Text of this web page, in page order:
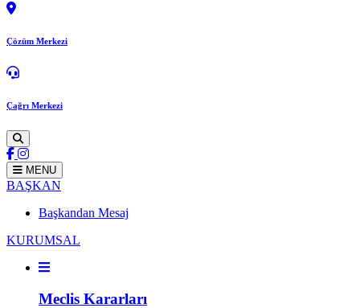
Çözüm Merkezi
Çağrı Merkezi
MENU
BAŞKAN
Başkandan Mesaj
KURUMSAL
Meclis Kararları